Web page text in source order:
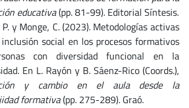
educativa(pp. 81-99). Editorial Síntesis.
P. y Monge, C. (2023). Metodologías activas
social en los procesos formativos
con diversidad funcional en la
En L. Rayón y B. Sáenz-Rico (Coords.),
y cambio en el aula desde la
formativa(pp. 275-289). Graó.